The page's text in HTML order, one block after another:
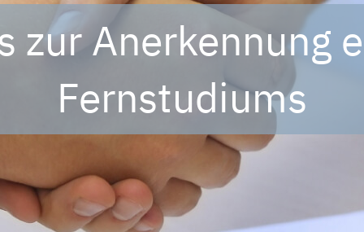
zur Anerkennung
Fernstudiums